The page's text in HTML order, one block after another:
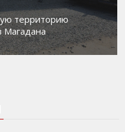
Магадан
работе с
социального риска